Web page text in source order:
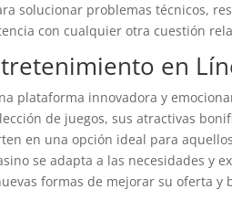
solucionar problemas técnicos,
con cualquier otra cuestión
en
plataforma innovadora y
de juegos, sus atractivas
en una opción ideal para
se adapta a las necesidades y
formas de mejorar su oferta